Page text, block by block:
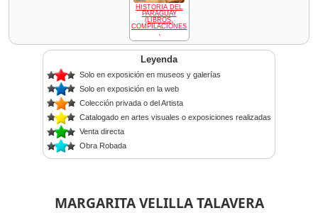
MARGARITA VELILLA TALAVERA
HISTORIA DEL
PARAGUAY
(LIBROS,
COMPILACIONES
Leyenda
Solo en exposición en museos y galerías
Solo en exposición en la web
Colección privada o del Artista
Catalogado en artes visuales o exposiciones realizadas
Venta directa
Obra Robada